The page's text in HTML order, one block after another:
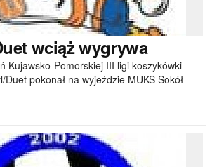
wciąż wygrywa
Kujawsko-Pomorskiej III ligi koszykówki
pokonał na wyjeździe MUKS Sokół